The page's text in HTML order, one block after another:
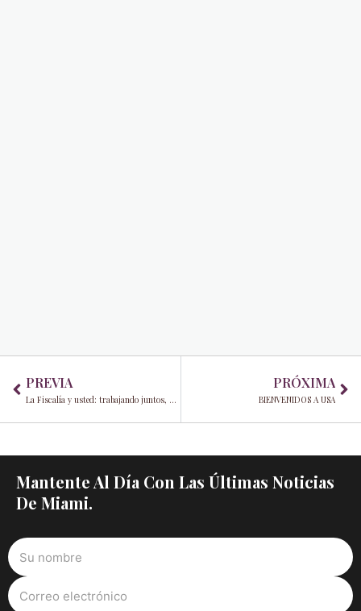
PREVIA
La Fiscalía y usted: trabajando juntos, por la fiscal estatal Katherine Fernández Rundle
PRÓXIMA
BIENVENIDOS A USA
Mantente Al Día Con Las Últimas Noticias
De Miami.